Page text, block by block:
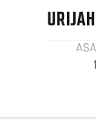
URIJAH
1